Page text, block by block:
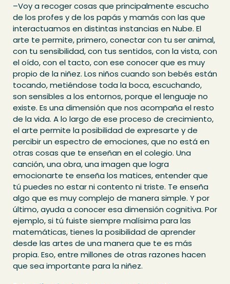
–Voy a recoger cosas que principalmente escucho
de los profes y de los papás y mamás con las que
interactuamos en distintas instancias en Nube. El
arte te permite, primero, conectar con tu ser animal,
con tu sensibilidad, con tus sentidos, con la vista, con
el oído, con el tacto, con ese conocer que es muy
propio de la niñez. Los niños cuando son bebés están
tocando, metiéndose toda la boca, escuchando,
son sensibles a los entornos, porque el lenguaje no
existe. Es una dimensión que nos acompaña el resto
de la vida. A lo largo de ese proceso de crecimiento,
el arte permite la posibilidad de expresarte y de
percibir un espectro de emociones, que no está en
otras cosas que te enseñan en el colegio. Una
canción, una obra, una imagen que logra
emocionarte te enseña los matices, entender que
tú puedes no estar ni contento ni triste. Te enseña
algo que es muy complejo de manera simple. Y por
último, ayuda a conocer esa dimensión cognitiva. Por
ejemplo, si tú fuiste siempre malísima para las
matemáticas, tienes la posibilidad de aprender
desde las artes de una manera que te es más
propia. Eso, entre millones de otras razones hacen
que sea importante para la niñez.